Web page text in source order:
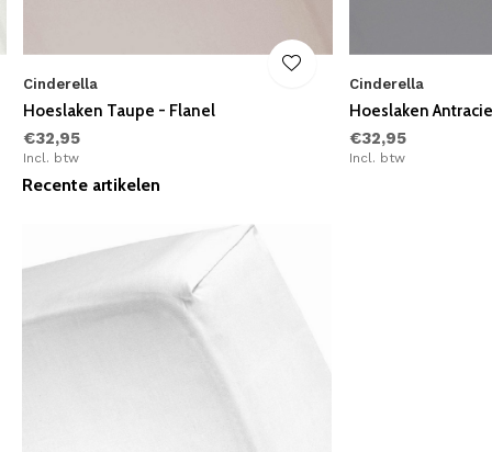
Cinderella
Hoeslaken Taupe - Flanel
€32,95
Incl. btw
Cinderella
Hoeslaken
€32,95
Incl. btw
Recente artikelen